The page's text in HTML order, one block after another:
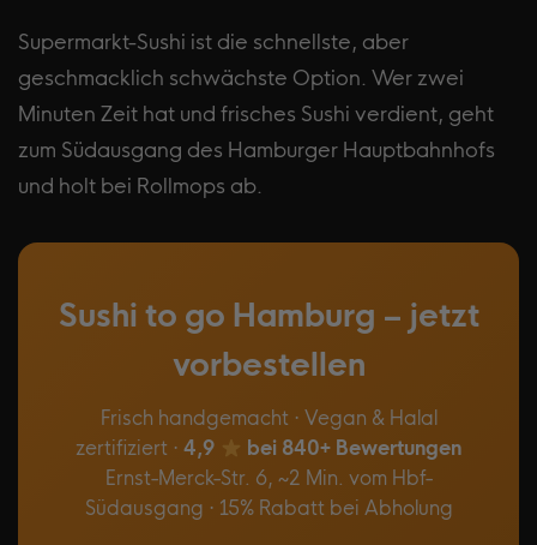
Supermarkt-Sushi ist die schnellste, aber
geschmacklich schwächste Option. Wer zwei
Minuten Zeit hat und frisches Sushi verdient, geht
zum Südausgang des Hamburger Hauptbahnhofs
und holt bei Rollmops ab.
Sushi to go Hamburg – jetzt
vorbestellen
Frisch handgemacht · Vegan & Halal
zertifiziert ·4,9
bei 840+ Bewertungen
Ernst-Merck-Str. 6, ~2 Min. vom Hbf-
Südausgang · 15% Rabatt bei Abholung